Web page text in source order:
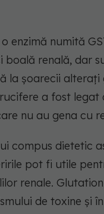
enzimă numită
boală renală, dar
la șoarecii alterați
a fost legat
nu au gena cu
compus dietetic
pot fi utile
renale.
de toxine și